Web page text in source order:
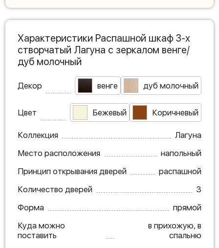
Характеристики Распашной шкаф 3-х
створчатый Лагуна с зеркалом венге/
дуб молочный
Декор венге дуб молочный
Цвет Бежевый Коричневый
Коллекция
Лагуна
Место расположения
напольный
Принцип открывания дверей
распашной
Количество дверей
3
Форма
прямой
Куда можно
поставить
в прихожую, в
спальню